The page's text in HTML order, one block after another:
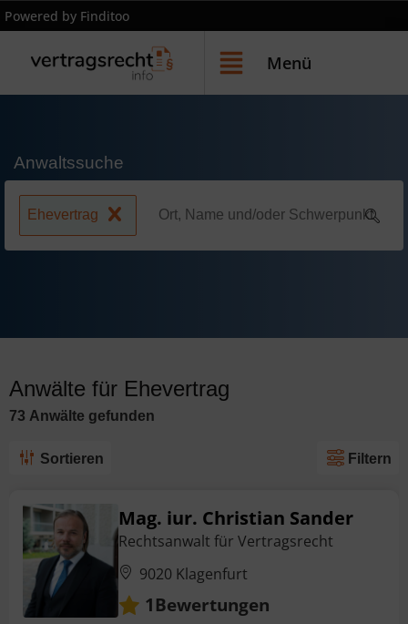
Powered by Finditoo
Menü
Anwaltssuche
Ehevertrag
Anwälte für Ehevertrag
73 Anwälte gefunden
Sortieren Filtern
Mag. iur. Christian Sander
Rechtsanwalt für Vertragsrecht
9020 Klagenfurt
1Bewertungen